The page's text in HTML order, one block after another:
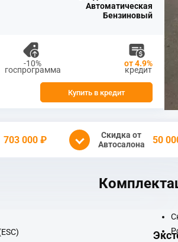
Автоматическая
Бензиновый
-10%
госпрограмма
от 4.9%
кредит
Купить в кредит
703 000 ₽
Скидка от
Автосалона
50